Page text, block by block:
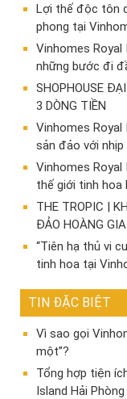
Lợi thế độc tôn
phong tại
Vinhomes
những bước đi
SHOPHOUSE
3 DÒNG TIỀN
Vinhomes Royal
sản đảo với
Vinhomes Royal
thế giới tinh hoa
THE TROPIC |
ĐẢO HOÀNG GIA
“Tiên hạ thủ vi
tinh hoa tại
TIN ĐẶC BIỆT
Vì sao gọi
một”?
Tổng hợp tiện
Island Hải Phòng